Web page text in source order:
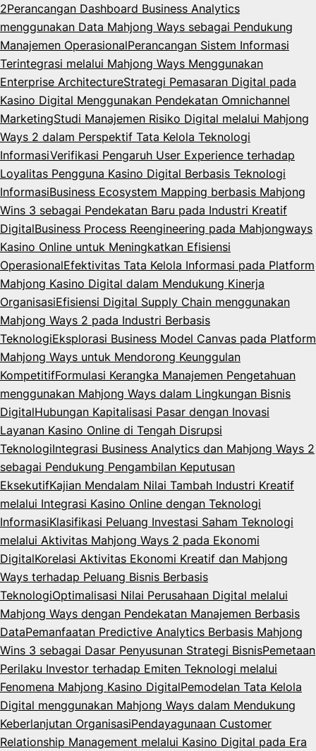
2Perancangan Dashboard Business Analytics
menggunakan Data Mahjong Ways sebagai Pendukung
Manajemen OperasionalPerancangan Sistem Informasi
Terintegrasi melalui Mahjong Ways Menggunakan
Enterprise ArchitectureStrategi Pemasaran Digital pada
Kasino Digital Menggunakan Pendekatan Omnichannel
MarketingStudi Manajemen Risiko Digital melalui Mahjong
Ways 2 dalam Perspektif Tata Kelola Teknologi
InformasiVerifikasi Pengaruh User Experience terhadap
Loyalitas Pengguna Kasino Digital Berbasis Teknologi
InformasiBusiness Ecosystem Mapping berbasis Mahjong
Wins 3 sebagai Pendekatan Baru pada Industri Kreatif
DigitalBusiness Process Reengineering pada Mahjongways
Kasino Online untuk Meningkatkan Efisiensi
OperasionalEfektivitas Tata Kelola Informasi pada Platform
Mahjong Kasino Digital dalam Mendukung Kinerja
OrganisasiEfisiensi Digital Supply Chain menggunakan
Mahjong Ways 2 pada Industri Berbasis
TeknologiEksplorasi Business Model Canvas pada Platform
Mahjong Ways untuk Mendorong Keunggulan
KompetitifFormulasi Kerangka Manajemen Pengetahuan
menggunakan Mahjong Ways dalam Lingkungan Bisnis
DigitalHubungan Kapitalisasi Pasar dengan Inovasi
Layanan Kasino Online di Tengah Disrupsi
TeknologiIntegrasi Business Analytics dan Mahjong Ways 2
sebagai Pendukung Pengambilan Keputusan
EksekutifKajian Mendalam Nilai Tambah Industri Kreatif
melalui Integrasi Kasino Online dengan Teknologi
InformasiKlasifikasi Peluang Investasi Saham Teknologi
melalui Aktivitas Mahjong Ways 2 pada Ekonomi
DigitalKorelasi Aktivitas Ekonomi Kreatif dan Mahjong
Ways terhadap Peluang Bisnis Berbasis
TeknologiOptimalisasi Nilai Perusahaan Digital melalui
Mahjong Ways dengan Pendekatan Manajemen Berbasis
DataPemanfaatan Predictive Analytics Berbasis Mahjong
Wins 3 sebagai Dasar Penyusunan Strategi BisnisPemetaan
Perilaku Investor terhadap Emiten Teknologi melalui
Fenomena Mahjong Kasino DigitalPemodelan Tata Kelola
Digital menggunakan Mahjong Ways dalam Mendukung
Keberlanjutan OrganisasiPendayagunaan Customer
Relationship Management melalui Kasino Digital pada Era